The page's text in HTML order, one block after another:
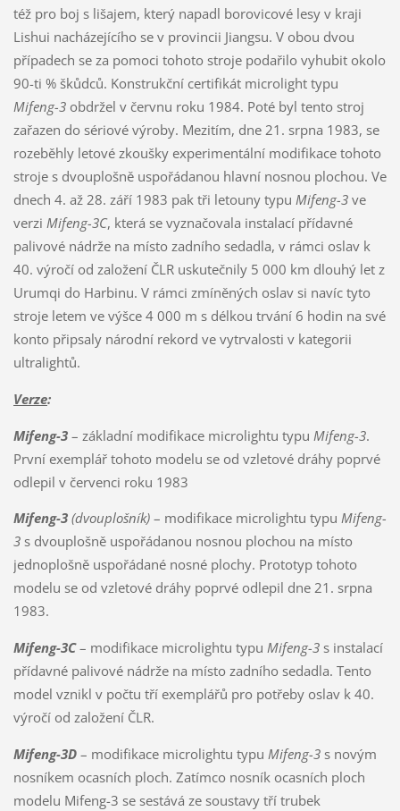
též pro boj s lišajem, který napadl borovicové lesy v kraji
Lishui nacházejícího se v provincii Jiangsu. V obou dvou
případech se za pomoci tohoto stroje podařilo vyhubit okolo
90-ti % škůdců. Konstrukční certifikát microlight typu
Mifeng-3obdržel v červnu roku 1984. Poté byl tento stroj
zařazen do sériové výroby. Mezitím, dne 21. srpna 1983, se
rozeběhly letové zkoušky experimentální modifikace tohoto
stroje s dvouplošně uspořádanou hlavní nosnou plochou. Ve
dnech 4. až 28. září 1983 pak tři letouny typu Mifeng-3ve
verzi Mifeng-3C, která se vyznačovala instalací přídavné
palivové nádrže na místo zadního sedadla, v rámci oslav k
40. výročí od založení ČLR uskutečnily 5 000 km dlouhý let z
Urumqi do Harbinu. V rámci zmíněných oslav si navíc tyto
stroje letem ve výšce 4 000 m s délkou trvání 6 hodin na své
konto připsaly národní rekord ve vytrvalosti v kategorii
ultralightů.
Verze:
Mifeng-3– základní modifikace microlightu typu Mifeng-3.
První exemplář tohoto modelu se od vzletové dráhy poprvé
odlepil v červenci roku 1983
Mifeng-3(dvouplošník)– modifikace microlightu typu Mifeng-
3s dvouplošně uspořádanou nosnou plochou na místo
jednoplošně uspořádané nosné plochy. Prototyp tohoto
modelu se od vzletové dráhy poprvé odlepil dne 21. srpna
1983.
Mifeng-3C– modifikace microlightu typu Mifeng-3s instalací
přídavné palivové nádrže na místo zadního sedadla. Tento
model vznikl v počtu tří exemplářů pro potřeby oslav k 40.
výročí od založení ČLR.
Mifeng-3D– modifikace microlightu typu Mifeng-3s novým
nosníkem ocasních ploch. Zatímco nosník ocasních ploch
modelu Mifeng-3 se sestává ze soustavy tří trubek